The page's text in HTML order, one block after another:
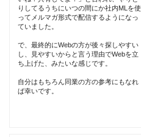
りしてるうちにいつの間にか社内MLを使
ってメルマガ形式で配信するようになっ
ていました。
で、最終的にWebの方が後々探しやすい
し、見やすいからと言う理由でWebを立
ち上げた、みたいな感じです。
自分はもちろん同業の方の参考にもなれ
ば幸いです。